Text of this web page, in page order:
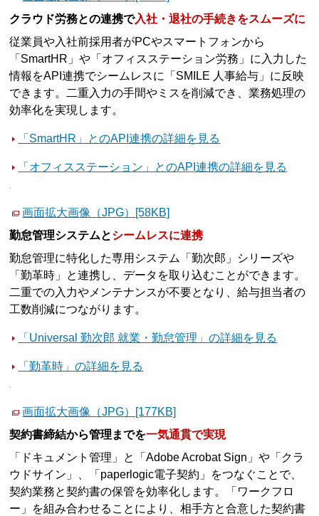
クラウド労務との連携で入社・退社の手続きをスムーズに
従業員や入社前採用者がPCやスマートフォンから
「SmartHR」や「オフィスステーション労務」に入力した
情報をAPI連携でシームレスに「SMILE 人事給与」に反映
できます。二重入力の手間やミスを削減でき、業務処理の
効率化を実現します。
「SmartHR」とのAPI連携の詳細を見る
「オフィスステーション」とのAPI連携の詳細を見る
画面拡大画像（JPG）[58KB]
勤怠管理システムとシームレスに連携
勤怠管理に特化した専用システム「勤次郎」シリーズや
「勤革時」と連携し、データを取り込むことができます。
二重での入力やメンテナンスが不要となり、給与担当者の
工数削減につながります。
「Universal 勤次郎 就業・勤怠管理」の詳細を見る
「勤革時」の詳細を見る
画面拡大画像（JPG）[177KB]
契約書締結から管理までを一気通貫で実現
「ドキュメント管理」と「Adobe Acrobat Sign」や「クラ
ウドサイン」、「paperlogic電子契約」をつなぐことで、
契約業務と契約書の保管を効率化します。「ワークフロ
ー」を組み合わせることにより、相手方と合意した契約書